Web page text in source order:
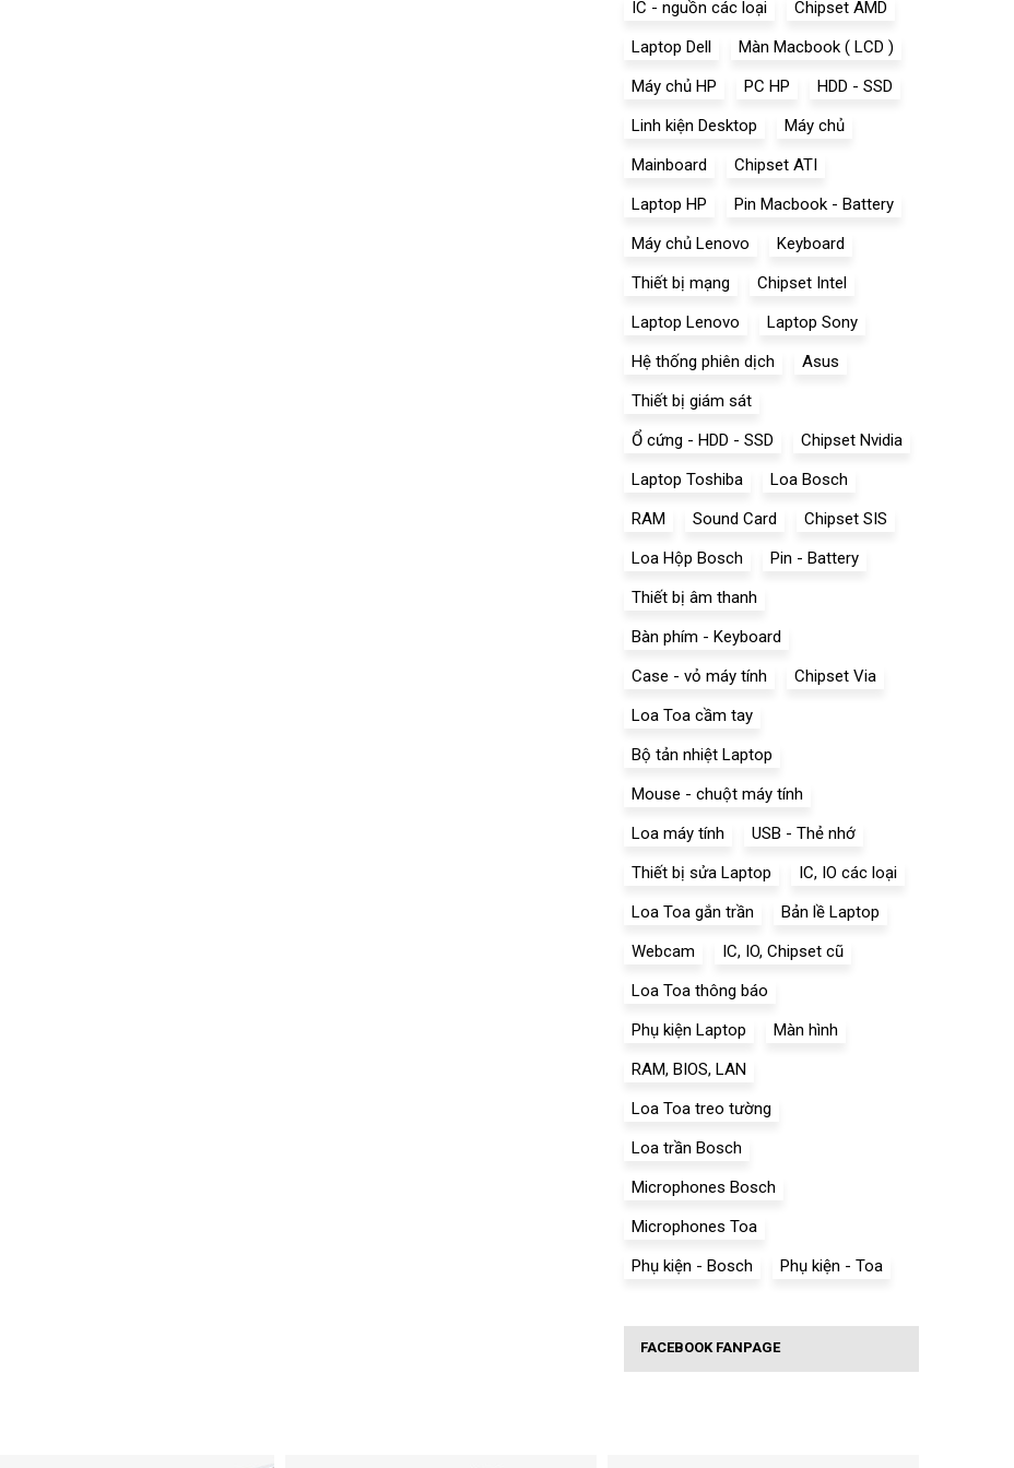
IC - nguồn các loại
Chipset AMD
Laptop Dell
Màn Macbook ( LCD )
Máy chủ HP
PC HP
HDD - SSD
Linh kiện Desktop
Máy chủ
Mainboard
Chipset ATI
Laptop HP
Pin Macbook - Battery
Máy chủ Lenovo
Keyboard
Thiết bị mạng
Chipset Intel
Laptop Lenovo
Laptop Sony
Hệ thống phiên dịch
Asus
Thiết bị giám sát
Ổ cứng - HDD - SSD
Chipset Nvidia
Laptop Toshiba
Loa Bosch
RAM
Sound Card
Chipset SIS
Loa Hộp Bosch
Pin - Battery
Thiết bị âm thanh
Bàn phím - Keyboard
Case - vỏ máy tính
Chipset Via
Loa Toa cầm tay
Bộ tản nhiệt Laptop
Mouse - chuột máy tính
Loa máy tính
USB - Thẻ nhớ
Thiết bị sửa Laptop
IC, IO các loại
Loa Toa gắn trần
Bản lề Laptop
Webcam
IC, IO, Chipset cũ
Loa Toa thông báo
Phụ kiện Laptop
Màn hình
RAM, BIOS, LAN
Loa Toa treo tường
Loa trần Bosch
Microphones Bosch
Microphones Toa
Phụ kiện - Bosch
Phụ kiện - Toa
FACEBOOK FANPAGE